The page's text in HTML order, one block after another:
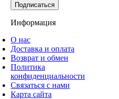
Подписаться
Информация
О нас
Доставка и оплата
Возврат и обмен
Политика
конфиденциальности
Связаться с нами
Карта сайта